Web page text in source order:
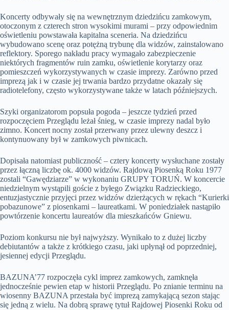
Koncerty odbywały się na wewnętrznym dziedzińcu zamkowym,
otoczonym z czterech stron wysokimi murami – przy odpowiednim
oświetleniu powstawała kapitalna sceneria. Na dziedzińcu
wybudowano scenę oraz potężną trybunę dla widzów, zainstalowano
reflektory. Sporego nakładu pracy wymagało zabezpieczenie
niektórych fragmentów ruin zamku, oświetlenie korytarzy oraz
pomieszczeń wykorzystywanych w czasie imprezy. Zarówno przed
imprezą jak i w czasie jej trwania bardzo przydatne okazały się
radiotelefony, często wykorzystywane także w latach późniejszych.
Szyki organizatorom popsuła pogoda – jeszcze tydzień przed
rozpoczęciem Przeglądu leżał śnieg, w czasie imprezy nadal było
zimno. Koncert nocny został przerwany przez ulewny deszcz i
kontynuowany był w zamkowych piwnicach.
Dopisała natomiast publiczność – cztery koncerty wysłuchane zostały
przez łączną liczbę ok. 4000 widzów. Rajdową Piosenką Roku 1977
zostali “Gawędziarze” w wykonaniu GRUPY TORUŃ. W koncercie
niedzielnym wystąpili goście z byłego Związku Radzieckiego,
entuzjastycznie przyjęci przez widzów dzierżących w rękach “Kurierki
pobazunowe” z piosenkami – laureatkami. W poniedziałek nastąpiło
powtórzenie koncertu laureatów dla mieszkańców Gniewu.
Poziom konkursu nie był najwyższy. Wynikało to z dużej liczby
debiutantów a także z krótkiego czasu, jaki upłynął od poprzedniej,
jesiennej edycji Przeglądu.
BAZUNA’77 rozpoczęła cykl imprez zamkowych, zamknęła
jednocześnie pewien etap w historii Przeglądu. Po znianie terminu na
wiosenny BAZUNA przestała być imprezą zamykającą sezon stając
się jedną z wielu. Na dobrą sprawę tytuł Rajdowej Piosenki Roku od